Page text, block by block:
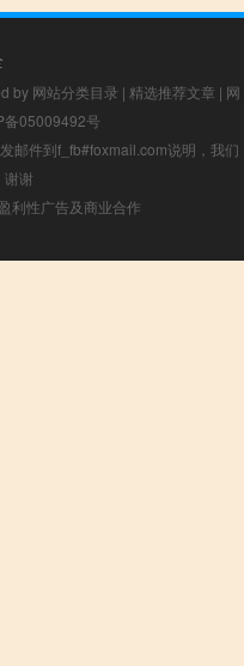
by 网站分类目录 | 精选推荐文章 | 网
备05009492号
邮件到f_fb#foxmail.com说明，我们
谢谢
利性广告及商业合作